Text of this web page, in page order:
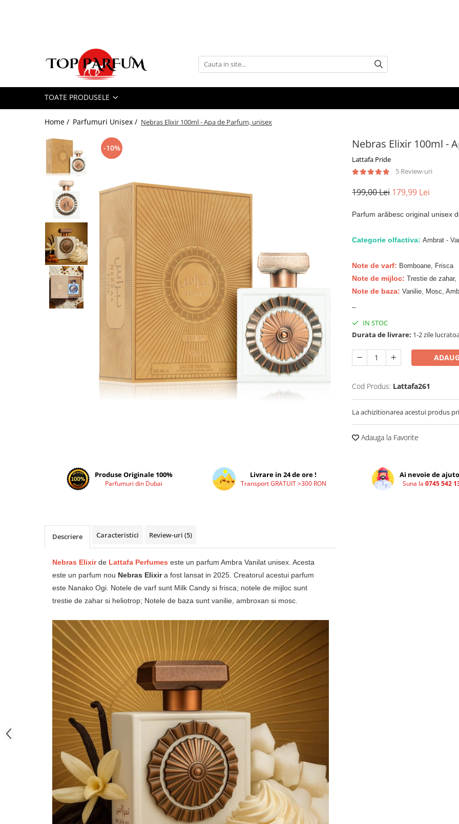
Seturi Parfumuri
Pachete BARBATI
Parfumuri Barbati
Parfumuri Unisex
Tipuri Parfumuri
Parfumuri Citrice
Parfumuri Condimentate
Parfumuri Dulci
Parfumuri Exotice
Parfumuri Fresh
Parfumuri Florale
Parfumuri Fructate
Cadouri pentru EA
Athoor Al Alam
Fragrance World
Frederic Patric
French Avenue
Grandeur Elite
Jenny Glow
Maison Alhambra
TOATE PRODUSELE
Home / Parfumuri Unisex / Nebras Elixir 100ml - Apa de Parfum, unisex
Nebras Elixir 100ml -
Lattafa Pride
5 Review-uri
-10%
199,00 Lei 179,99 Lei
Parfum arăbesc original unisex
Categorie olfactiva: Ambrat -
Note de varf: Bomboane, Frisca
Note de mijloc: Trestie de zahar,
Note de baza: Vanilie, Mosc,
IN STOC
Durata de livrare: 1-2 zile
Cod Produs: Lattafa261
La achizitionarea acestui produs
Adauga la Favorite
Produse Originale 100%
Parfumuri din Dubai
Livrare in 24 de ore !
Transport GRATUIT >300 RON
Ai nevoie de
Suna la 0745 542
Descriere Caracteristici Review-uri (5)
Nebras Elixir de Lattafa Perfumes este un parfum Ambra Vanilat unisex. Acesta
este un parfum nou Nebras Elixira fost lansat in 2025. Creatorul acestui parfum
este Nanako Ogi. Notele de varf sunt Milk Candy si frisca; notele de mijloc sunt
trestie de zahar si heliotrop; Notele de baza sunt vanilie, ambroxan si mosc.